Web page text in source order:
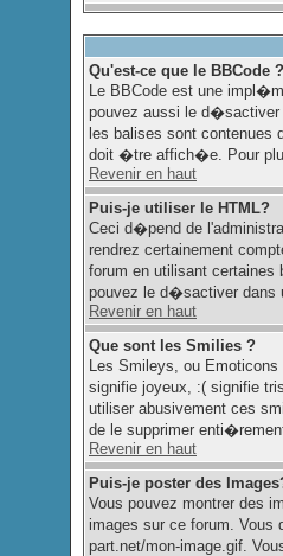
Qu'est-ce que le BBCode ?
Le BBCode est une
pouvez aussi le d�sactiver
les balises sont
doit �tre affich�e. Pour
Revenir en haut
Puis-je utiliser le HTML?
Ceci d�pend de
rendrez certainement
forum en utilisant
pouvez le d�sactiver dans
Revenir en haut
Que sont les Smilies ?
Les Smileys, ou
signifie joyeux, :( signifie
utiliser abusivement ces
de le supprimer
Revenir en haut
Puis-je poster des
Vous pouvez montrer des
images sur ce forum.
part.net/mon-image.gif.